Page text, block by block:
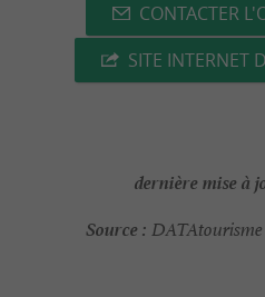
CONTACTER
SITE INTERNET
dernière mise à
Source :